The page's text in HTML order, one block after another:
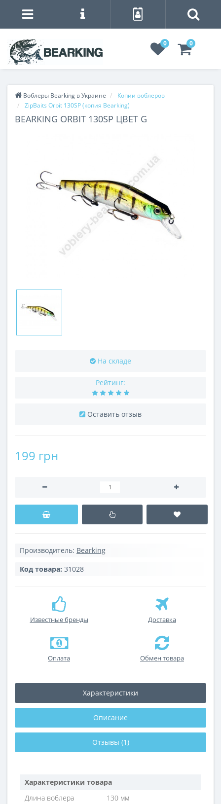
0 0
Воблеры Bearking в Украине
Копии воблеров
ZipBaits Orbit 130SP (копия Bearking)
BEARKING ORBIT 130SP ЦВЕТ G
На складе
Рейтинг:
Оставить отзыв
199 грн
Производитель: Bearking
Код товара: 31028
Известные бренды Доставка
Оплата Обмен товара
Характеристики
Описание
Отзывы (1)
Характеристики товара
Длина воблера
130 мм